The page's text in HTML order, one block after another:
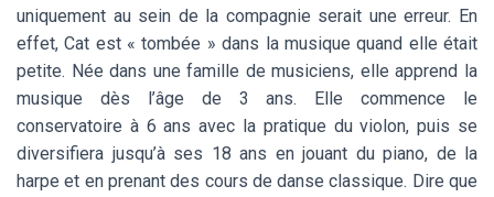
uniquement au sein de la compagnie serait une erreur. En
effet, Cat est « tombée » dans la musique quand elle était
petite. Née dans une famille de musiciens, elle apprend la
musique dès l’âge de 3 ans. Elle commence le
conservatoire à 6 ans avec la pratique du violon, puis se
diversifiera jusqu’à ses 18 ans en jouant du piano, de la
harpe et en prenant des cours de danse classique. Dire que